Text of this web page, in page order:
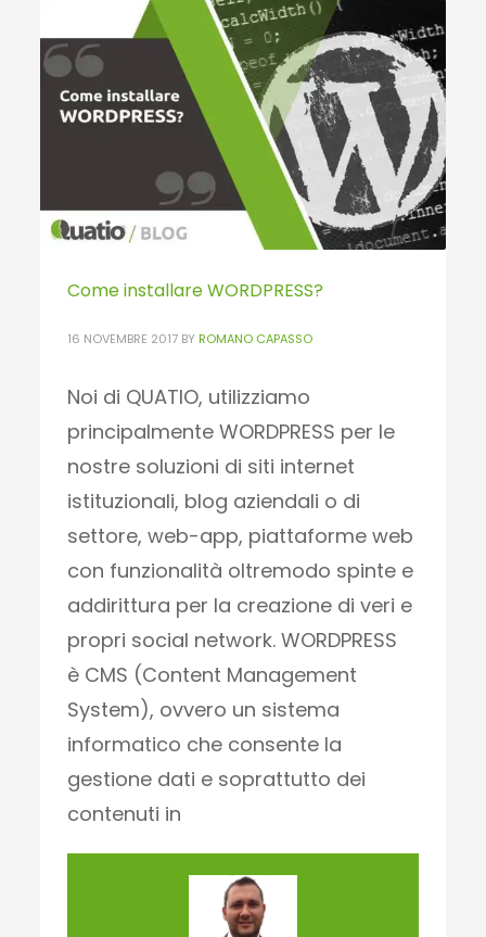
www.quatio.it
PUBLISHED IN WEB ,QUATIO BLOG
Come installare WORDPRESS?
16 NOVEMBRE 2017 BY ROMANO CAPASSO
Noi di QUATIO, utilizziamo
principalmente WORDPRESS per le
nostre soluzioni di siti internet
istituzionali, blog aziendali o di
settore, web-app, piattaforme web
con funzionalità oltremodo spinte e
addirittura per la creazione di veri e
propri social network. WORDPRESS
è CMS (Content Management
System), ovvero un sistema
informatico che consente la
gestione dati e soprattutto dei
contenuti in